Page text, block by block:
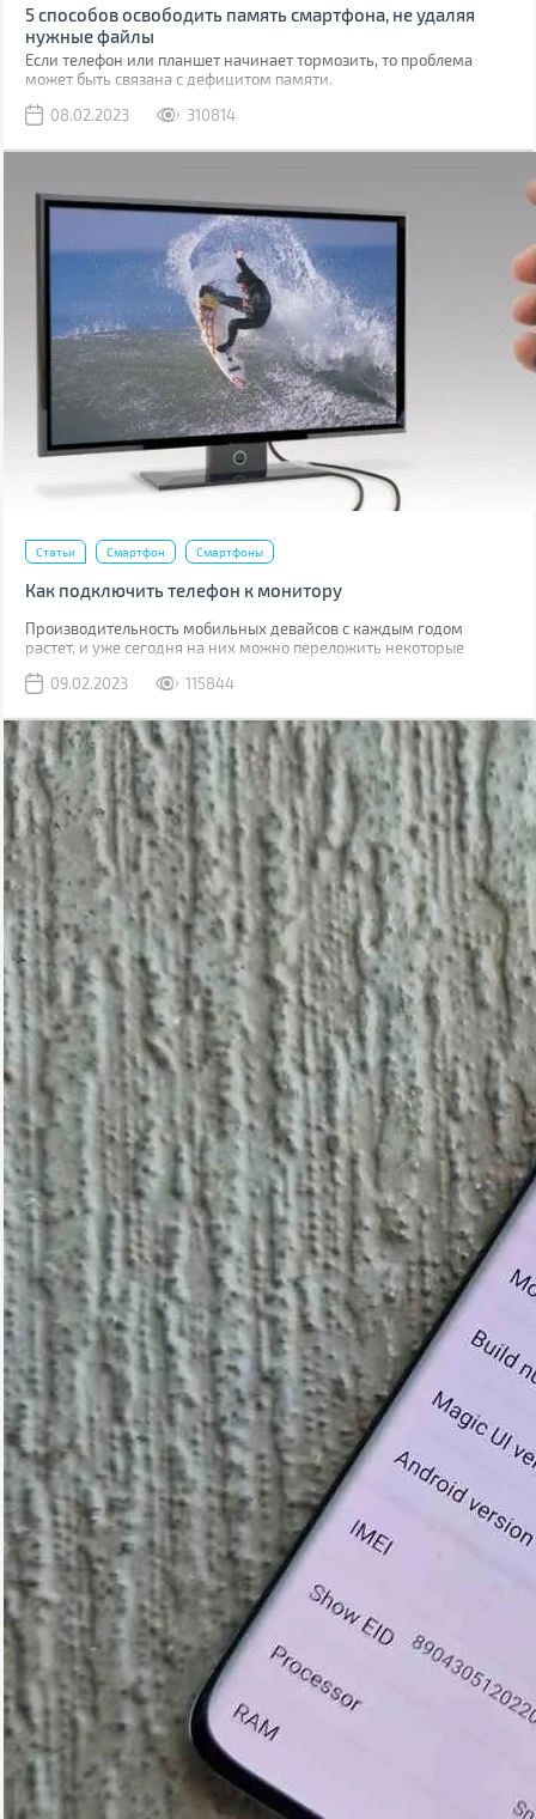
5 способов освободить память смартфона, не удаляя
нужные файлы
Если телефон или планшет начинает тормозить, то проблема
может быть связана с дефицитом памяти.
08.02.2023
310814
Статьи Смартфон Смартфоны
Как подключить телефон к монитору
Производительность мобильных девайсов с каждым годом
растет, и уже сегодня на них можно переложить некоторые
09.02.2023
115844